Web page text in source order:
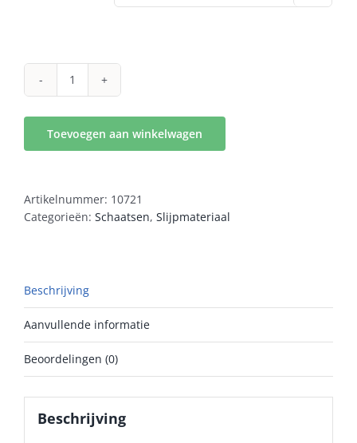
smith
steen
oranje
Toevoegen aan winkelwagen
Artikelnummer: 10721
Categorieën: Schaatsen, Slijpmateriaal
Beschrijving
Aanvullende informatie
Beoordelingen (0)
Beschrijving